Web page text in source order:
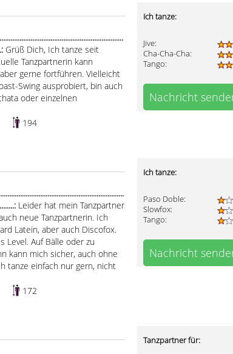
Grüß Dich, Ich tanze seit
Tanzpartnerin kann
gerne fortführen. Vielleicht
Swing ausprobiert, bin auch
oder einzelnen
194
Ich tanze:
Jive:
Cha-Cha-Cha:
Tango:
Nachricht
Leider hat mein Tanzpartner
neue Tanzpartnerin. Ich
Latein, aber auch Discofox.
Level. Auf Bälle oder zu
kann mich sicher, auch ohne
tanze einfach nur gern, nicht
172
Ich tanze:
Paso Doble:
Slowfox:
Tango:
Nachricht
Tanzpartner für: